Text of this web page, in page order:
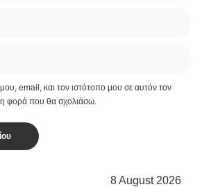
email, και τον ιστότοπο μου σε αυτόν τον
φορά που θα σχολιάσω.
8 August 2026